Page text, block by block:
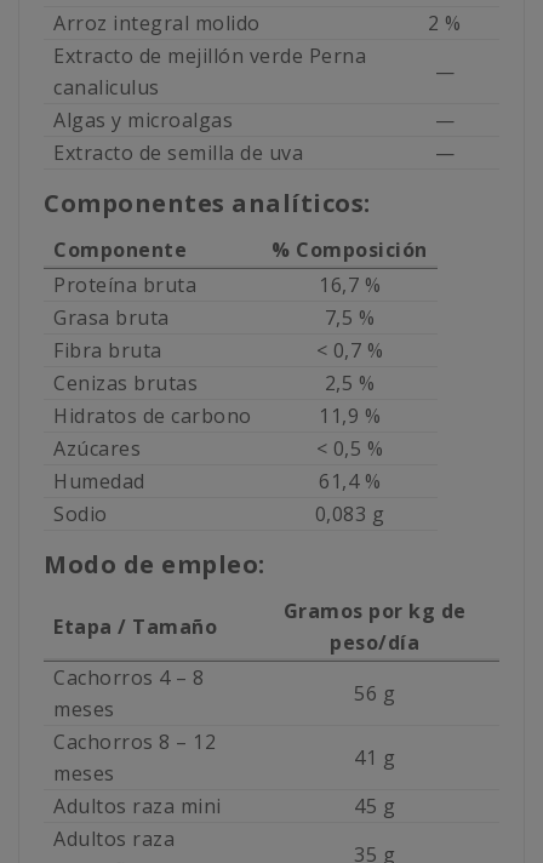
Arroz integral molido
2 %
Extracto de mejillón verde Perna
canaliculus
—
Algas y microalgas
—
Extracto de semilla de uva
—
Componentes analíticos:
Componente
% Composición
Proteína bruta
16,7 %
Grasa bruta
7,5 %
Fibra bruta
< 0,7 %
Cenizas brutas
2,5 %
Hidratos de carbono
11,9 %
Azúcares
< 0,5 %
Humedad
61,4 %
Sodio
0,083 g
Modo de empleo:
Etapa / Tamaño
Gramos por kg de
peso/día
Cachorros 4 – 8
meses
56 g
Cachorros 8 – 12
meses
41 g
Adultos raza mini
45 g
Adultos raza
35 g